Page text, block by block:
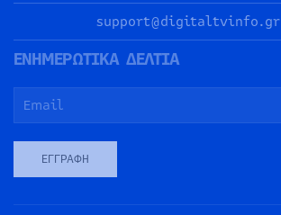
support@digitaltvinfo.gr
ΕΝΗΜΕΡΩΤΙΚΑ ΔΕΛΤΙΑ
ΕΓΓΡΑΦΉ